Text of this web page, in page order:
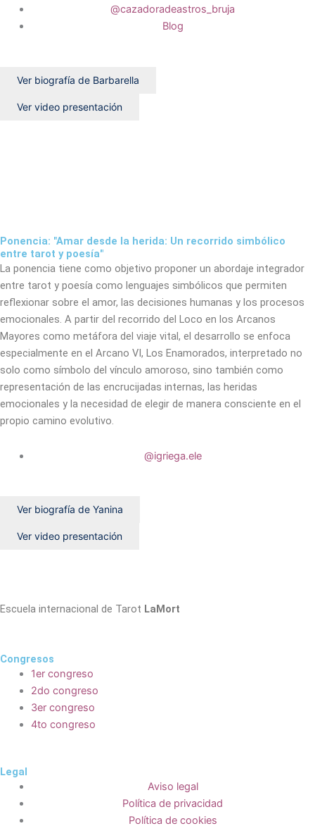
@cazadoradeastros_bruja
Blog
Ver biografía de Barbarella
Ver video presentación
Ponencia: "Amar desde la herida: Un recorrido simbólico
entre tarot y poesía"
La ponencia tiene como objetivo proponer un abordaje integrador
entre tarot y poesía como lenguajes simbólicos que permiten
reflexionar sobre el amor, las decisiones humanas y los procesos
emocionales. A partir del recorrido del Loco en los Arcanos
Mayores como metáfora del viaje vital, el desarrollo se enfoca
especialmente en el Arcano VI, Los Enamorados, interpretado no
solo como símbolo del vínculo amoroso, sino también como
representación de las encrucijadas internas, las heridas
emocionales y la necesidad de elegir de manera consciente en el
propio camino evolutivo.
@igriega.ele
Ver biografía de Yanina
Ver video presentación
Escuela internacional de Tarot LaMort
Congresos
1er congreso
2do congreso
3er congreso
4to congreso
Legal
Aviso legal
Política de privacidad
Política de cookies